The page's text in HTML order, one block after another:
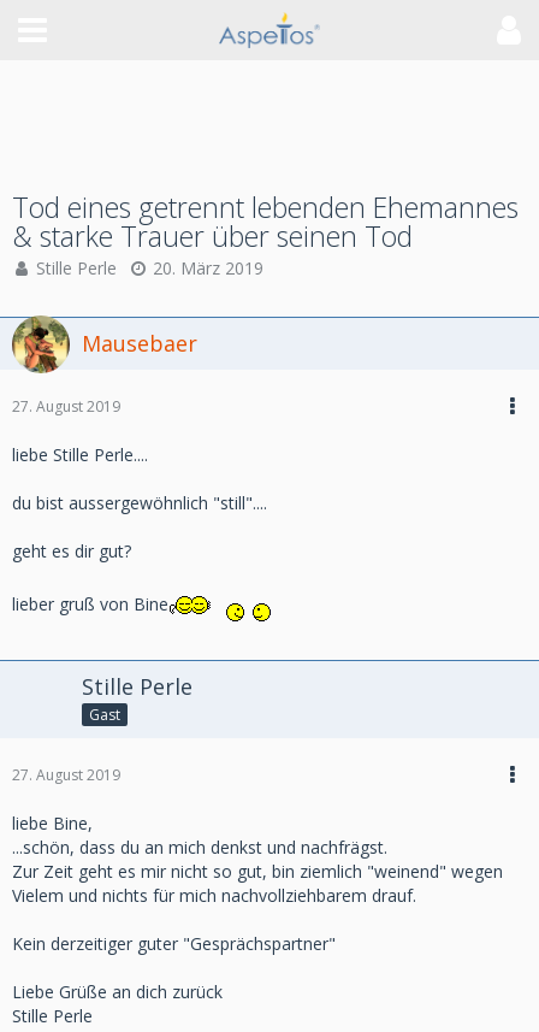
Tod eines getrennt lebenden Ehemannes
& starke Trauer über seinen Tod
Stille Perle 20. März 2019
Mausebaer
27. August 2019
liebe Stille Perle....
du bist aussergewöhnlich "still"....
geht es dir gut?
lieber gruß von Bine
Stille Perle
Gast
27. August 2019
liebe Bine,
...schön, dass du an mich denkst und nachfrägst.
Zur Zeit geht es mir nicht so gut, bin ziemlich "weinend" wegen
Vielem und nichts für mich nachvollziehbarem drauf.
Kein derzeitiger guter "Gesprächspartner"
Liebe Grüße an dich zurück
Stille Perle